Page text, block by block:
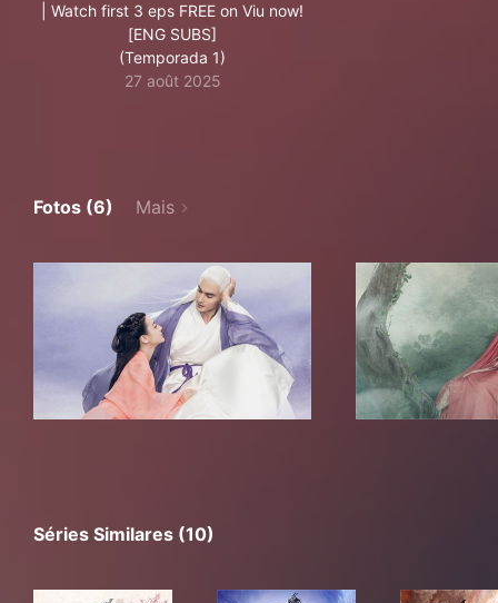
| Watch first 3 eps FREE on Viu now!
[ENG SUBS]
(Temporada 1)
27 août 2025
Fotos (6) Mais
Séries Similares (10)